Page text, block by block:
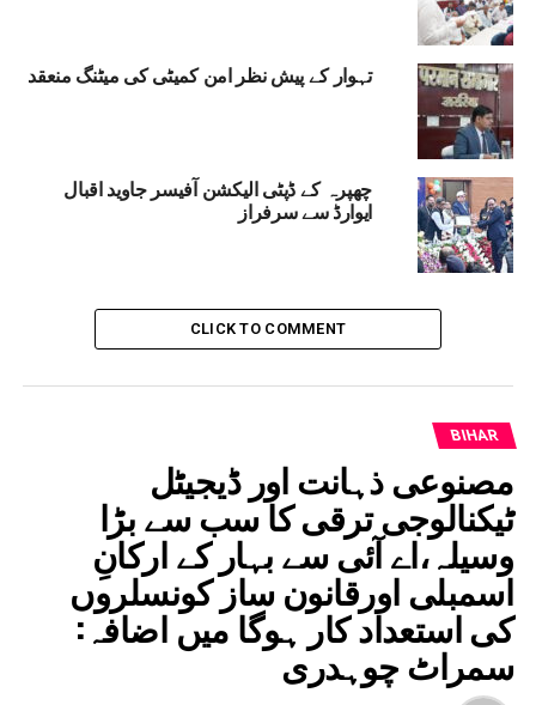
تہوار کے پیش نظر امن کمیٹی کی میٹنگ منعقد
چھپرہ کے ڈپٹی الیکشن آفیسر جاوید اقبال
ایوارڈ سے سرفراز
CLICK TO COMMENT
BIHAR
مصنوعی ذہانت اور ڈیجیٹل
ٹیکنالوجی ترقی کا سب سے بڑا
وسیلہ،اے آئی سے بہار کے ارکانِ
اسمبلی اورقانون ساز کونسلروں
کی استعداد کار ہوگا میں اضافہ:
سمراٹ چوہدری